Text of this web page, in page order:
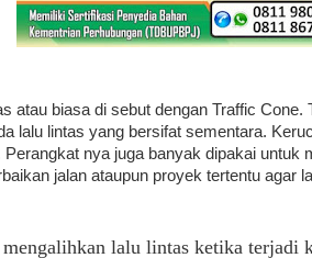
atau biasa di sebut dengan Traffic Cone.
lalu lintas yang bersifat sementara.
Perangkat nya juga banyak dipakai untuk
jalan ataupun proyek tertentu agar
lalu lintas ketika terjadi